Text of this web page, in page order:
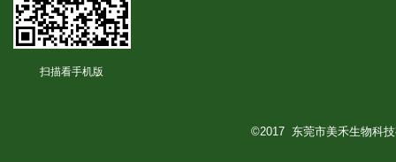
扫描看手机版
©2017 东莞市美禾生物科